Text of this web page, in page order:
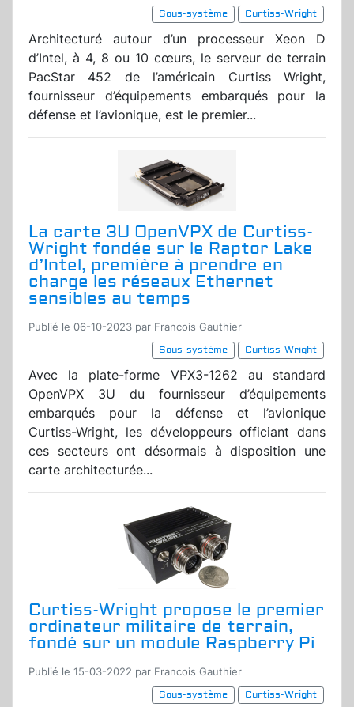
Sous-système
Curtiss-Wright
Architecturé autour d’un processeur Xeon D
d’Intel, à 4, 8 ou 10 cœurs, le serveur de terrain
PacStar 452 de l’américain Curtiss Wright,
fournisseur d’équipements embarqués pour la
défense et l’avionique, est le premier...
La carte 3U OpenVPX de Curtiss-
Wright fondée sur le Raptor Lake
d’Intel, première à prendre en
charge les réseaux Ethernet
sensibles au temps
Publié le 06-10-2023 par Francois Gauthier
Sous-système
Curtiss-Wright
Avec la plate-forme VPX3-1262 au standard
OpenVPX 3U du fournisseur d’équipements
embarqués pour la défense et l’avionique
Curtiss-Wright, les développeurs officiant dans
ces secteurs ont désormais à disposition une
carte architecturée...
Curtiss-Wright propose le premier
ordinateur militaire de terrain,
fondé sur un module Raspberry Pi
Publié le 15-03-2022 par Francois Gauthier
Sous-système
Curtiss-Wright